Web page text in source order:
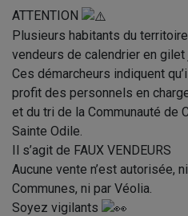
ATTENTION
Plusieurs habitants du
vendeurs de calendrier en gilet
Ces démarcheurs indiquent
profit des personnels en
et du tri de la Communauté de
Sainte Odile.
Il s’agit de FAUX VENDEURS
Aucune vente n’est autorisée,
Communes, ni par Véolia.
Soyez vigilants